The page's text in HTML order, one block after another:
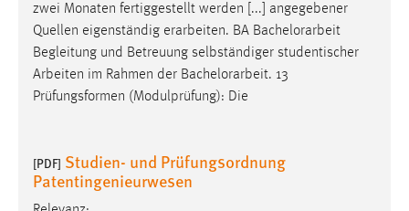
zwei Monaten fertiggestellt werden [...] angegebener
Quellen eigenständig erarbeiten. BA Bachelorarbeit
Begleitung und Betreuung selbständiger studentischer
Arbeiten im Rahmen der Bachelorarbeit. 13
Prüfungsformen (Modulprüfung): Die
[PDF] Studien- und Prüfungsordnung
Patentingenieurwesen